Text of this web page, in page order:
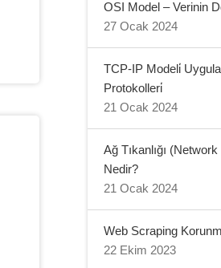
OSI Model – Verinin
27 Ocak 2024
TCP-IP Modeli̇
Protokolleri̇
21 Ocak 2024
Ağ Tıkanlığı
Nedir?
21 Ocak 2024
Web Scraping
22 Ekim 2023